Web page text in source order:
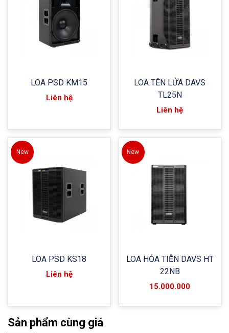
LOA PSD KM15
Liên hệ
LOA TÊN LỬA DAVS
TL25N
Liên hệ
New
LOA PSD KS18
Liên hệ
New
LOA HỎA TIỄN DAVS HT
22NB
15.000.000
Sản phẩm cùng giá